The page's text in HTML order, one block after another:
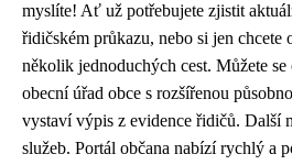
myslíte! Ať už potřebujete zjistit
řidičském průkazu, nebo si jen chcete
několik jednoduchých cest. Můžete
obecní úřad obce s rozšířenou
vystaví výpis z evidence řidičů. Další
služeb. Portál občana nabízí rychlý a